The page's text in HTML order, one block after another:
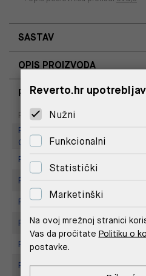
SASTAV
OPIS PROIZVODA
RASPOLOŽIVOST PO
Poslovnica
Replay Outlet Store, Designer
Outlet Croatia
Replay store, Arena centar
Replay Store, City Center One
Replay Store, Joker Centar
Replay Store, Mall of Split
Replay store, Tower Centar
Replay Store, Supernova Zadar
Reverto.hr
Nužni
Funkcionalni
Statistički
Marketinški
Na ovoj mrežnoj stranici
Vas da pročitate Politiku o
postavke.